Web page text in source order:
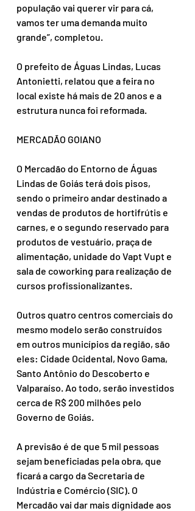
população vai querer vir para cá,
vamos ter uma demanda muito
grande”, completou.
O prefeito de Águas Lindas, Lucas
Antonietti, relatou que a feira no
local existe há mais de 20 anos e a
estrutura nunca foi reformada.
MERCADÃO GOIANO
O Mercadão do Entorno de Águas
Lindas de Goiás terá dois pisos,
sendo o primeiro andar destinado a
vendas de produtos de hortifrútis e
carnes, e o segundo reservado para
produtos de vestuário, praça de
alimentação, unidade do Vapt Vupt e
sala de coworking para realização de
cursos profissionalizantes.
Outros quatro centros comerciais do
mesmo modelo serão construídos
em outros municípios da região, são
eles: Cidade Ocidental, Novo Gama,
Santo Antônio do Descoberto e
Valparaíso. Ao todo, serão investidos
cerca de R$ 200 milhões pelo
Governo de Goiás.
A previsão é de que 5 mil pessoas
sejam beneficiadas pela obra, que
ficará a cargo da Secretaria de
Indústria e Comércio (SIC). O
Mercadão vai dar mais dignidade aos